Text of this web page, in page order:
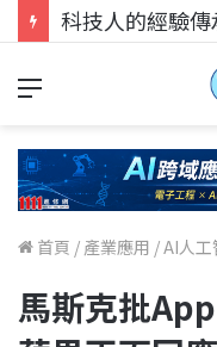
首頁 / 產業應用 /AI人工
馬斯克批